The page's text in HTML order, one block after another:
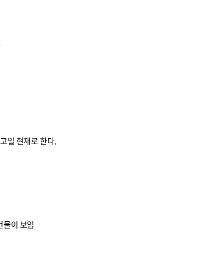
일 현재로 한다.
이 보임